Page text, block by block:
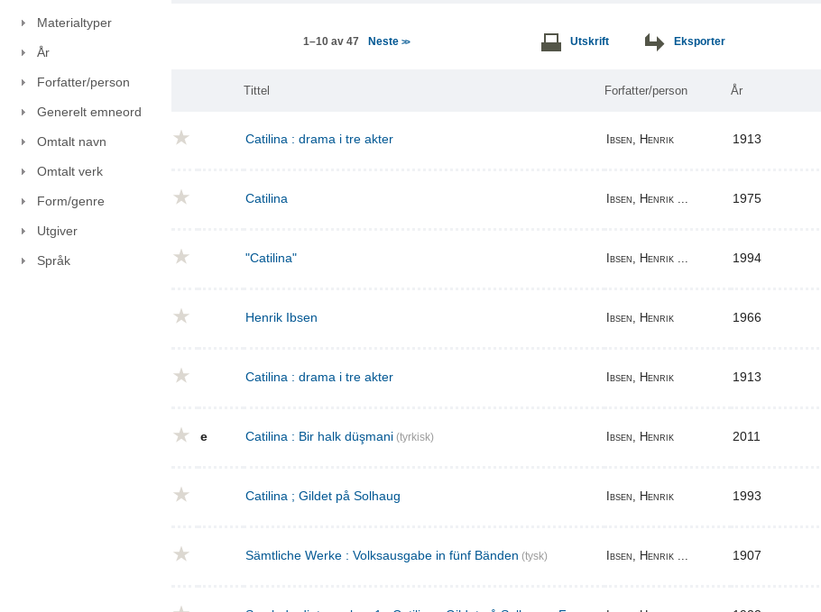
Materialtyper
År
Forfatter/person
Generelt emneord
Omtalt navn
Omtalt verk
Form/genre
Utgiver
Språk
1–10 av 47 Neste>> Utskrift Eksporter
Tittel Forfatter/person År
Catilina : drama i tre akter Ibsen, Henrik 1913
Catilina Ibsen, Henrik ... 1975
"Catilina" Ibsen, Henrik ... 1994
Henrik Ibsen Ibsen, Henrik 1966
Catilina : drama i tre akter Ibsen, Henrik 1913
e Catilina : Bir halk düşmani (tyrkisk) Ibsen, Henrik 2011
Catilina ; Gildet på Solhaug Ibsen, Henrik 1993
Sämtliche Werke : Volksausgabe in fünf Bänden (tysk) Ibsen, Henrik ... 1907